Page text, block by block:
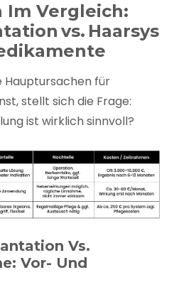
Im Vergleich:
Vs. Haarsys
Hauptursachen für
stellt sich die Frage:
ist wirklich sinnvoll?
Vs.
Vor- Und